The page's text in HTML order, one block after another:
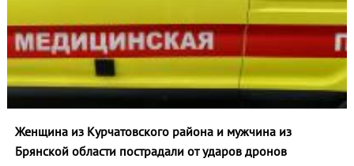
Женщина из Курчатовского района и мужчина из
Брянской области пострадали от ударов дронов